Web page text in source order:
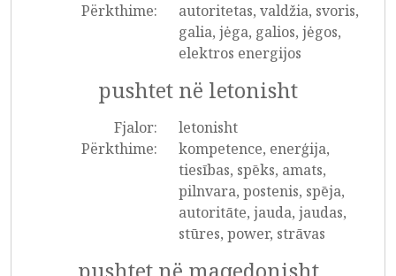
Përkthime:
autoritetas, valdžia, svoris,
galia, jėga, galios, jėgos,
elektros energijos
pushtet në letonisht
Fjalor:
letonisht
Përkthime:
kompetence, enerģija,
tiesības, spēks, amats,
pilnvara, postenis, spēja,
autoritāte, jauda, jaudas,
stūres, power, strāvas